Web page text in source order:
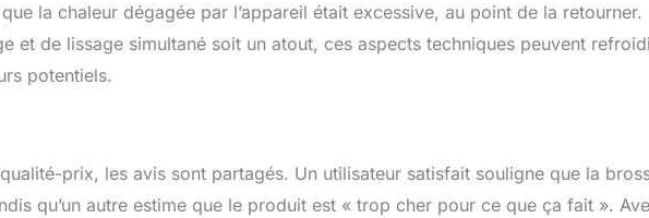
la chaleur dégagée par l’appareil était excessive, au point de la retourner.
et de lissage simultané soit un atout, ces aspects techniques peuvent
potentiels.
prix, les avis sont partagés. Un utilisateur satisfait souligne que la
qu’un autre estime que le produit est « trop cher pour ce que ça fait ».